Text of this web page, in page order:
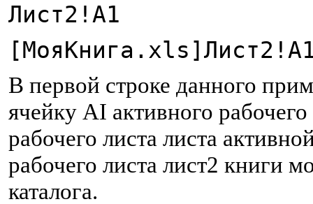
Лист2!А1
В первой строке данного
ячейку AI активного
рабочего листа листа
рабочего листа лист2 книги
каталога.